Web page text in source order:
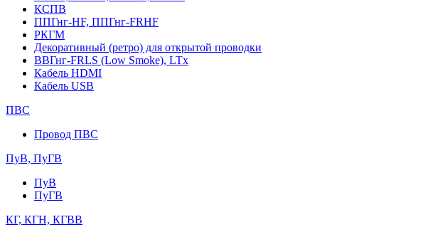
КСПВ
ППГнг-HF, ППГнг-FRHF
РКГМ
Декоративный (ретро) для открытой проводки
ВВГнг-FRLS (Low Smoke), LTx
Кабель HDMI
Кабель USB
ПВС
Провод ПВС
ПуВ, ПуГВ
ПуВ
ПуГВ
КГ, КГН, КГВВ